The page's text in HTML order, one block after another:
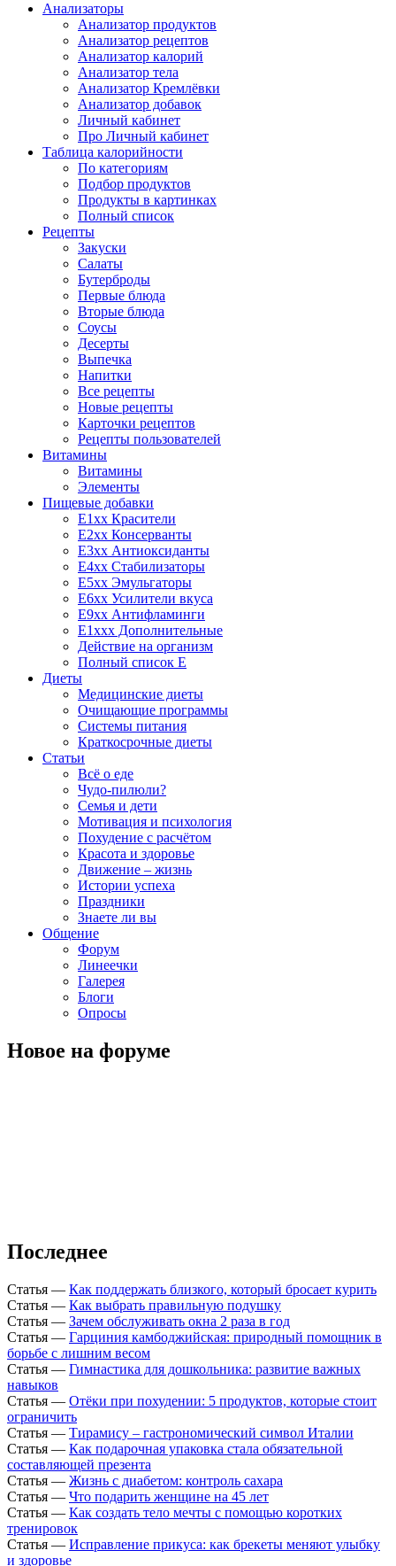
Анализаторы
Анализатор продуктов
Анализатор рецептов
Анализатор калорий
Анализатор тела
Анализатор Кремлёвки
Анализатор добавок
Личный кабинет
Про Личный кабинет
Таблица калорийности
По категориям
Подбор продуктов
Продукты в картинках
Полный список
Рецепты
Закуски
Салаты
Бутерброды
Первые блюда
Вторые блюда
Соусы
Десерты
Выпечка
Напитки
Все рецепты
Новые рецепты
Карточки рецептов
Рецепты пользователей
Витамины
Витамины
Элементы
Пищевые добавки
E1xx Красители
E2xx Консерванты
E3xx Антиоксиданты
E4xx Стабилизаторы
E5xx Эмульгаторы
E6xx Усилители вкуса
E9xx Антифламинги
E1xxx Дополнительные
Действие на организм
Полный список E
Диеты
Медицинские диеты
Очищающие программы
Системы питания
Краткосрочные диеты
Статьи
Всё о еде
Чудо-пилюли?
Семья и дети
Мотивация и психология
Похудение с расчётом
Красота и здоровье
Движение – жизнь
Истории успеха
Праздники
Знаете ли вы
Общение
Форум
Линеечки
Галерея
Блоги
Опросы
Новое на форуме
Последнее
Статья — Как поддержать близкого, который бросает курить
Статья — Как выбрать правильную подушку
Статья — Зачем обслуживать окна 2 раза в год
Статья — Гарциния камбоджийская: природный помощник в
борьбе с лишним весом
Статья — Гимнастика для дошкольника: развитие важных
навыков
Статья — Отёки при похудении: 5 продуктов, которые стоит
ограничить
Статья — Тирамису – гастрономический символ Италии
Статья — Как подарочная упаковка стала обязательной
составляющей презента
Статья — Жизнь с диабетом: контроль сахара
Статья — Что подарить женщине на 45 лет
Статья — Как создать тело мечты с помощью коротких
тренировок
Статья — Исправление прикуса: как брекеты меняют улыбку
и здоровье